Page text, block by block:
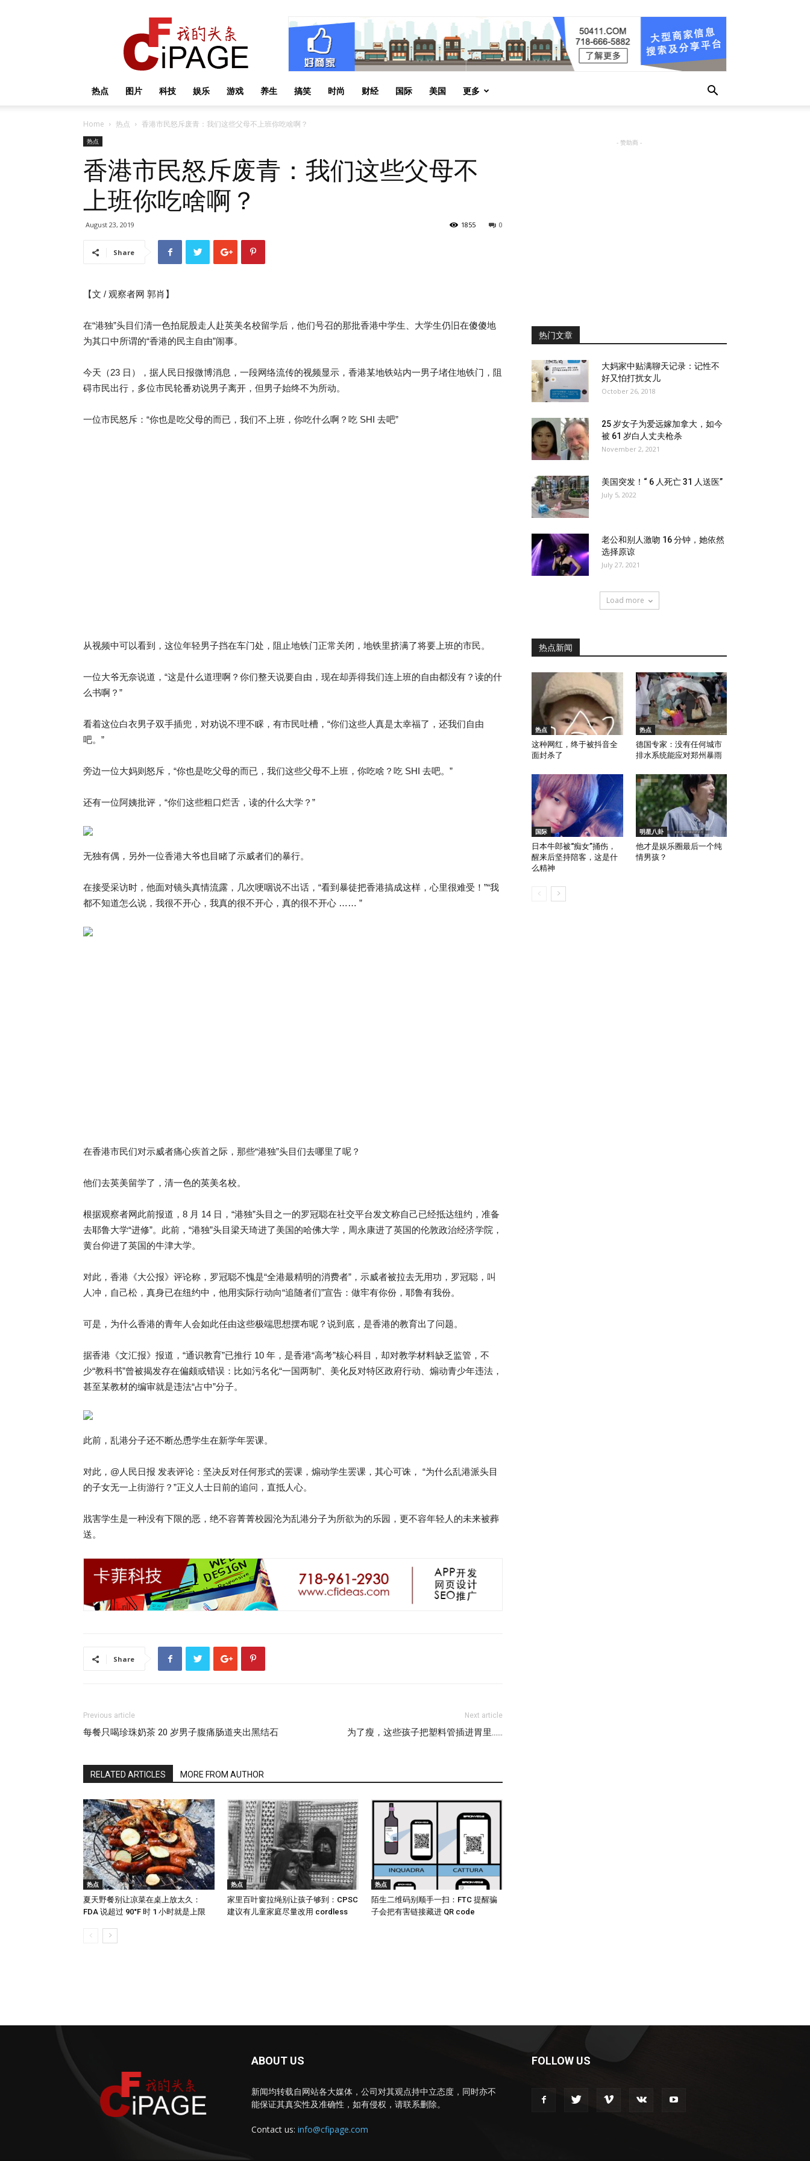
热点 图片 科技 娱乐 游戏 养生 搞笑 时尚 财经 国际 美国 更多
Home 热点 香港市民怒斥废青：我们这些父母不上班你吃啥啊？
热点
香港市民怒斥废青：我们这些父母不
上班你吃啥啊？
August 23, 2019 0
1855
Share
【文 / 观察者网 郭肖】
在“港独”头目们清一色拍屁股走人赴英美名校留学后，他们号召的那批香港中学生、大学生仍旧在傻傻地
为其口中所谓的“香港的民主自由”闹事。
今天（23 日），据人民日报微博消息，一段网络流传的视频显示，香港某地铁站内一男子堵住地铁门，阻
碍市民出行，多位市民轮番劝说男子离开，但男子始终不为所动。
一位市民怒斥：“你也是吃父母的而已，我们不上班，你吃什么啊？吃 SHI 去吧”
从视频中可以看到，这位年轻男子挡在车门处，阻止地铁门正常关闭，地铁里挤满了将要上班的市民。
一位大爷无奈说道，“这是什么道理啊？你们整天说要自由，现在却弄得我们连上班的自由都没有？读的什
么书啊？”
看着这位白衣男子双手插兜，对劝说不理不睬，有市民吐槽，“你们这些人真是太幸福了，还我们自由
吧。”
旁边一位大妈则怒斥，“你也是吃父母的而已，我们这些父母不上班，你吃啥？吃 SHI 去吧。”
还有一位阿姨批评，“你们这些粗口烂舌，读的什么大学？”
无独有偶，另外一位香港大爷也目睹了示威者们的暴行。
在接受采访时，他面对镜头真情流露，几次哽咽说不出话，“看到暴徒把香港搞成这样，心里很难受！”“我
都不知道怎么说，我很不开心，我真的很不开心，真的很不开心 …… ”
在香港市民们对示威者痛心疾首之际，那些“港独”头目们去哪里了呢？
他们去英美留学了，清一色的英美名校。
根据观察者网此前报道，8 月 14 日，“港独”头目之一的罗冠聪在社交平台发文称自己已经抵达纽约，准备
去耶鲁大学“进修”。此前，“港独”头目梁天琦进了美国的哈佛大学，周永康进了英国的伦敦政治经济学院，
黄台仰进了英国的牛津大学。
对此，香港《大公报》评论称，罗冠聪不愧是“全港最精明的消费者”，示威者被拉去无用功，罗冠聪，叫
人冲，自己松，真身已在纽约中，他用实际行动向“追随者们”宣告：做牢有你份，耶鲁有我份。
可是，为什么香港的青年人会如此任由这些极端思想摆布呢？说到底，是香港的教育出了问题。
据香港《文汇报》报道，“通识教育”已推行 10 年，是香港“高考”核心科目，却对教学材料缺乏监管，不
少“教科书”曾被揭发存在偏颇或错误：比如污名化“一国两制”、美化反对特区政府行动、煽动青少年违法，
甚至某教材的编审就是违法“占中”分子。
此前，乱港分子还不断怂恿学生在新学年罢课。
对此，@人民日报 发表评论：坚决反对任何形式的罢课，煽动学生罢课，其心可诛， “为什么乱港派头目
的子女无一上街游行？”正义人士日前的追问，直抵人心。
戕害学生是一种没有下限的恶，绝不容菁菁校园沦为乱港分子为所欲为的乐园，更不容年轻人的未来被葬
送。
Share
Previous article
每餐只喝珍珠奶茶 20 岁男子腹痛肠道夹出黑结石
Next article
为了瘦，这些孩子把塑料管插进胃里……
RELATED ARTICLES MORE FROM AUTHOR
热点
夏天野餐别让凉菜在桌上放太久：
FDA 说超过 90°F 时 1 小时就是上限
热点
家里百叶窗拉绳别让孩子够到：CPSC
建议有儿童家庭尽量改用 cordless
热点
陌生二维码别顺手一扫：FTC 提醒骗
子会把有害链接藏进 QR code
- 赞助商 -
热门文章
大妈家中贴满聊天记录：记性不
好又怕打扰女儿
October 26, 2018
25 岁女子为爱远嫁加拿大，如今
被 61 岁白人丈夫枪杀
November 2, 2021
美国突发！“ 6 人死亡 31 人送医”
July 5, 2022
老公和别人激吻 16 分钟，她依然
选择原谅
July 27, 2021
Load more
热点新闻
热点
这种网红，终于被抖音全
面封杀了
热点
德国专家：没有任何城市
排水系统能应对郑州暴雨
国际
日本牛郎被“痴女”捅伤，
醒来后坚持陪客，这是什
么精神
明星八卦
他才是娱乐圈最后一个纯
情男孩？
ABOUT US
新闻均转载自网站各大媒体，公司对其观点持中立态度，同时亦不
能保证其真实性及准确性，如有侵权，请联系删除。
Contact us: info@cfipage.com
FOLLOW US